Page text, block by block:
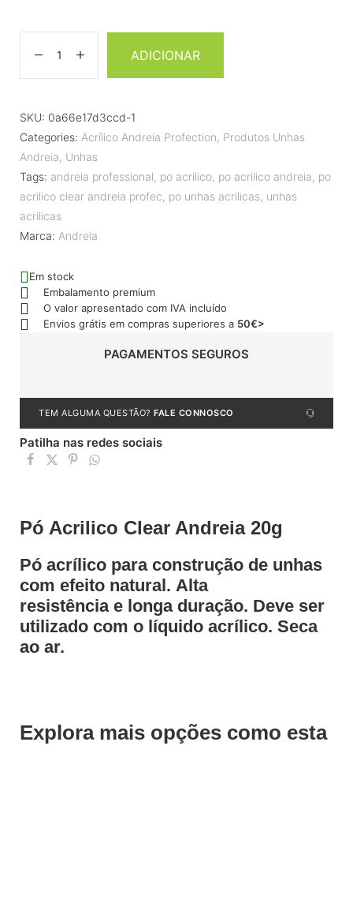
ADICIONAR
SKU: 0a66e17d3ccd-1
Categories: Acrílico Andreia Profection, Produtos Unhas
Andreia, Unhas
Tags: andreia professional, po acrilico, po acrilico andreia, po
acrilico clear andreia profec, po unhas acrilicas, unhas
acrilicas
Marca: Andreia
Em stock
Embalamento premium
O valor apresentado com IVA incluído
Envios grátis em compras superiores a 50€>
PAGAMENTOS SEGUROS
TEM ALGUMA QUESTÃO? FALE CONNOSCO
Patilha nas redes sociais
Pó Acrilico Clear Andreia 20g
Pó acrílico para construção de unhas
com efeito natural . Alta
resistência e longa duração. Deve ser
utilizado com o líquido acrílico. Seca
ao ar.
Explora mais opções como esta